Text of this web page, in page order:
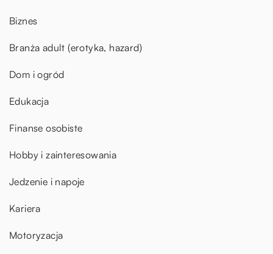
Biznes
Branża adult (erotyka, hazard)
Dom i ogród
Edukacja
Finanse osobiste
Hobby i zainteresowania
Jedzenie i napoje
Kariera
Motoryzacja